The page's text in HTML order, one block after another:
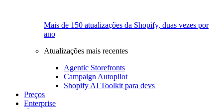
Mais de 150 atualizações da Shopify, duas vezes por
ano
Atualizações mais recentes
Agentic Storefronts
Campaign Autopilot
Shopify AI Toolkit para devs
Preços
Enterprise